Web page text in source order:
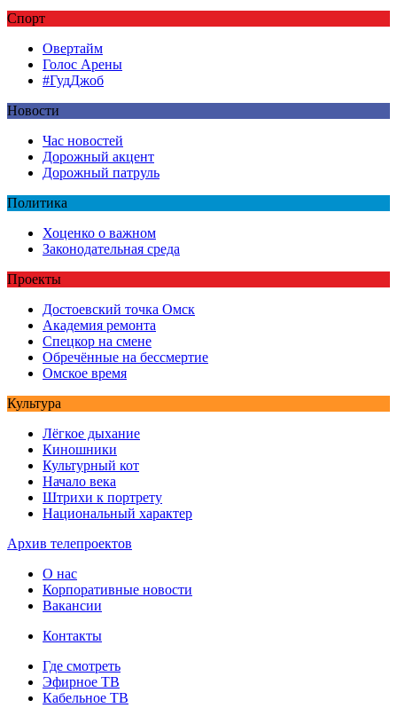
Спорт
Овертайм
Голос Арены
#ГудДжоб
Новости
Час новостей
Дорожный акцент
Дорожный патруль
Политика
Хоценко о важном
Законодательная среда
Проекты
Достоевский точка Омск
Академия ремонта
Спецкор на смене
Обречённые на бессмертие
Омское время
Культура
Лёгкое дыхание
Киношники
Культурный кот
Начало века
Штрихи к портрету
Национальный характер
Архив телепроектов
О нас
Корпоративные новости
Вакансии
Контакты
Где смотреть
Эфирное ТВ
Кабельное ТВ